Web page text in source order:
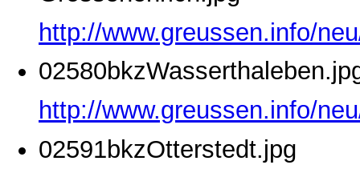
http://www.greussen.info/
http://www.greussen.info/
02591bkzOtterstedt.jpg